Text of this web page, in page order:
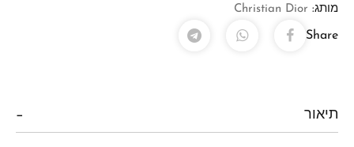
מותג: Christian Dior
Share
תיאור